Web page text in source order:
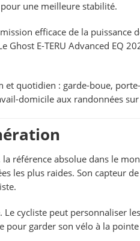
une meilleure stabilité.
efficace de la puissance
E-TERU Advanced EQ
et quotidien : garde-boue,
domicile aux randonnées sur
la référence absolue dans le
les plus raides. Son capteur
cycliste peut personnaliser
pour garder son vélo à la